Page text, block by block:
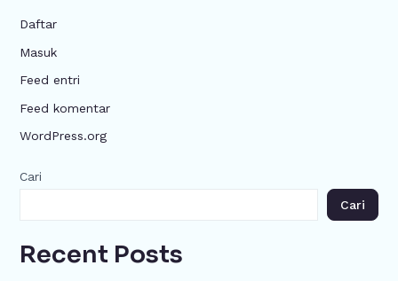
Daftar
Masuk
Feed entri
Feed komentar
WordPress.org
Cari
Cari
Recent Posts